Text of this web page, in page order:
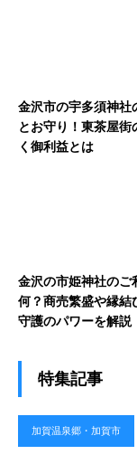
金沢市の宇多須神社
とお守り！東茶屋街
く御利益とは
金沢の市姫神社のご
何？商売繁盛や縁結
守護のパワーを解説
特集記事
加賀温泉郷・加賀市